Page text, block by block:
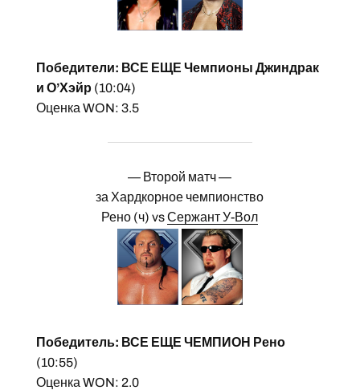
Победители: ВСЕ ЕЩЕ Чемпионы Джиндрак
и О’Хэйр (10:04)
Оценка WON: 3.5
— Второй матч —
за Хардкорное чемпионство
Рено (ч) vsСержант У-Вол
Победитель: ВСЕ ЕЩЕ ЧЕМПИОН Рено
(10:55)
Оценка WON: 2.0